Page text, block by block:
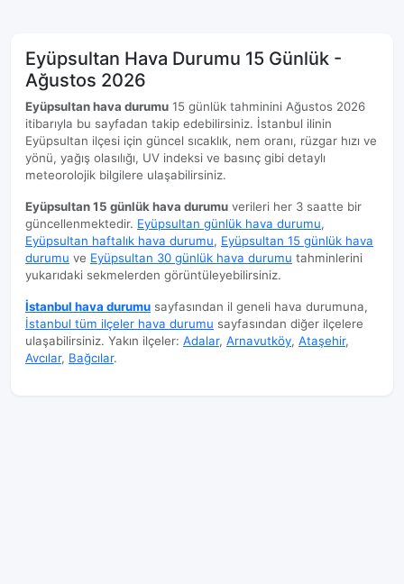
Eyüpsultan Hava Durumu 15 Günlük -
Ağustos 2026
Eyüpsultan hava durumu 15 günlük tahminini Ağustos 2026
itibarıyla bu sayfadan takip edebilirsiniz. İstanbul ilinin
Eyüpsultan ilçesi için güncel sıcaklık, nem oranı, rüzgar hızı ve
yönü, yağış olasılığı, UV indeksi ve basınç gibi detaylı
meteorolojik bilgilere ulaşabilirsiniz.
Eyüpsultan 15 günlük hava durumu verileri her 3 saatte bir
güncellenmektedir. Eyüpsultan günlük hava durumu,
Eyüpsultan haftalık hava durumu, Eyüpsultan 15 günlük hava
durumu ve Eyüpsultan 30 günlük hava durumu tahminlerini
yukarıdaki sekmelerden görüntüleyebilirsiniz.
İstanbul hava durumu sayfasından il geneli hava durumuna,
İstanbul tüm ilçeler hava durumu sayfasından diğer ilçelere
ulaşabilirsiniz. Yakın ilçeler: Adalar, Arnavutköy, Ataşehir,
Avcılar, Bağcılar.